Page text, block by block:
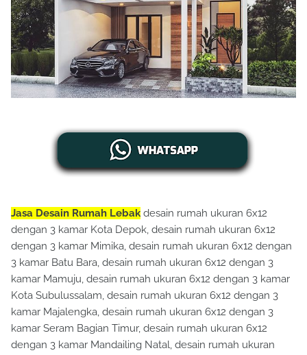
Jasa Desain Rumah Lebakdesain rumah ukuran 6x12
dengan 3 kamar Kota Depok, desain rumah ukuran 6x12
dengan 3 kamar Mimika, desain rumah ukuran 6x12 dengan
3 kamar Batu Bara, desain rumah ukuran 6x12 dengan 3
kamar Mamuju, desain rumah ukuran 6x12 dengan 3 kamar
Kota Subulussalam, desain rumah ukuran 6x12 dengan 3
kamar Majalengka, desain rumah ukuran 6x12 dengan 3
kamar Seram Bagian Timur, desain rumah ukuran 6x12
dengan 3 kamar Mandailing Natal, desain rumah ukuran